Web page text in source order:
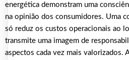
energética demonstram uma
na opinião dos consumidores. Uma
só reduz os custos operacionais ao
transmite uma imagem de
aspectos cada vez mais valorizados.